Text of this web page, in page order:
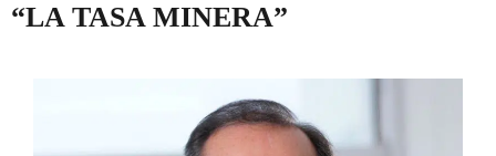
“LA TASA MINERA”